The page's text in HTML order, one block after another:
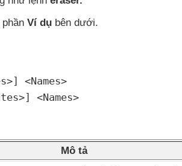
Ví dụ bên dưới.
<Names>
Mô tả